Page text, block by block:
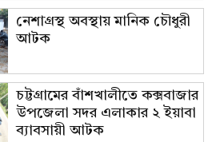
নেশাগ্রস্থ অবস্থায় মানিক চৌধুরী
আটক
চট্টগ্রামের বাঁশখালীতে কক্সবাজার
উপজেলা সদর এলাকার ২ ইয়াবা
ব্যাবসায়ী আটক